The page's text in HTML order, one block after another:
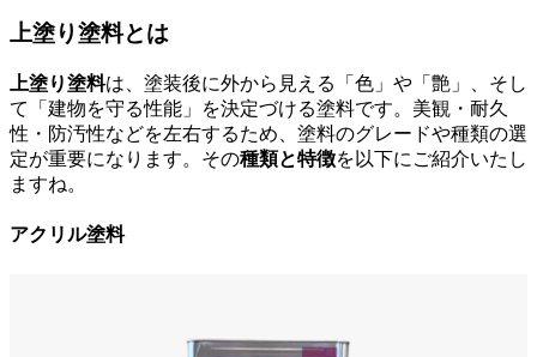
上塗り塗料とは
上塗り塗料は、塗装後に外から見える「色」や「艶」、そし
て「建物を守る性能」を決定づける塗料です。美観・耐久
性・防汚性などを左右するため、塗料のグレードや種類の選
定が重要になります。その種類と特徴を以下にご紹介いたし
ますね。
アクリル塗料